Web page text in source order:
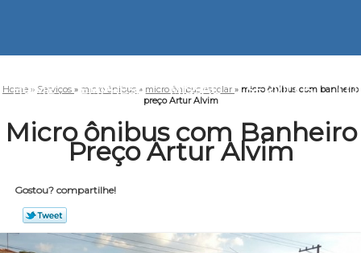
HOME EMPRESA MISSÃO SERVIÇOS
Home » Serviços » micro ônibus » micro ônibus escolar » micro ônibus com banheiro
preço Artur Alvim
Micro ônibus com Banheiro
Preço Artur Alvim
Gostou? compartilhe!